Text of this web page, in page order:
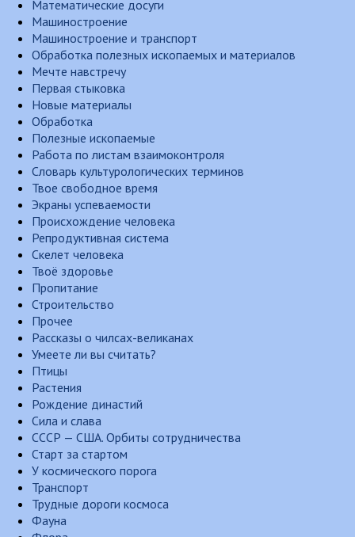
Математические досуги
Машиностроение
Машиностроение и транспорт
Обработка полезных ископаемых и материалов
Мечте навстречу
Первая стыковка
Новые материалы
Обработка
Полезные ископаемые
Работа по листам взаимоконтроля
Словарь культурологических терминов
Твое свободное время
Экраны успеваемости
Происхождение человека
Репродуктивная система
Скелет человека
Твоё здоровье
Пропитание
Строительство
Прочее
Рассказы о чилсах-великанах
Умеете ли вы считать?
Птицы
Растения
Рождение династий
Сила и слава
СССР — США. Орбиты сотрудничества
Старт за стартом
У космического порога
Транспорт
Трудные дороги космоса
Фауна